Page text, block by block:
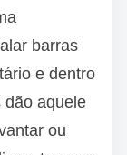
barras
e dentro
dão aquele
ou